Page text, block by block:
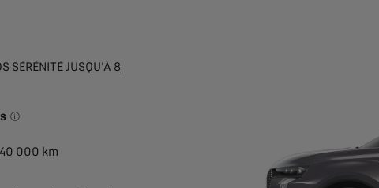
SÉRÉNITÉ JUSQU'À 8
*Exemple pour une location longue durée (LLD) d'une DS 7
000 km